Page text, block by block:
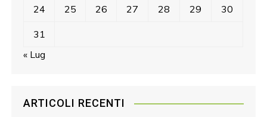
24 25 26 27 28 29 30
31
« Lug
ARTICOLI RECENTI